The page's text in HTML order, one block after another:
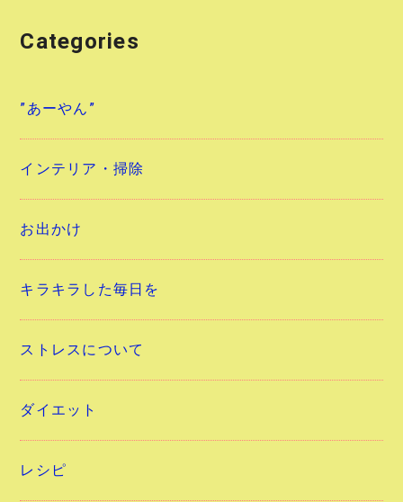
Categories
”あーやん”
インテリア・掃除
お出かけ
キラキラした毎日を
ストレスについて
ダイエット
レシピ